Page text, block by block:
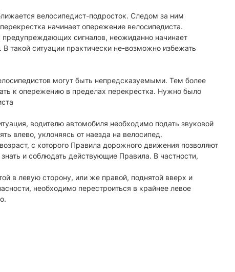
велосипедист-подросток. Следом за ним
начинает опережение велосипедиста.
сигналов, неожиданно начинает
такой ситуации практически не-возможно избежать
могут быть непредсказуемыми. Тем более
к опережению в пределах перекрестка. Нужно было
водителю автомобиля необходимо подать звуковой
влево, уклоняясь от наезда на велосипед.
с которого Правила дорожного движения позволяют
и соблюдать действующие Правила. В частности,
в левую сторону, или же правой, поднятой вверх и
необходимо перестроиться в крайнее левое